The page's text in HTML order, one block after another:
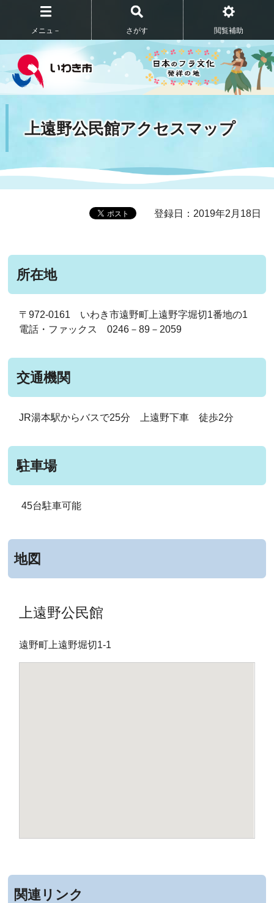
メニュ－ さがす 閲覧補助
上遠野公民館アクセスマップ
登録日：2019年2月18日
所在地
〒972-0161 いわき市遠野町上遠野字堀切1番地の1
電話・ファックス 0246－89－2059
交通機関
JR湯本駅からバスで25分 上遠野下車 徒歩2分
駐車場
45台駐車可能
地図
上遠野公民館
遠野町上遠野堀切1-1
関連リンク